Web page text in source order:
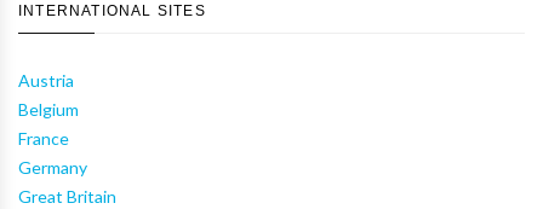
INTERNATIONAL SITES
Austria
Belgium
France
Germany
Great Britain